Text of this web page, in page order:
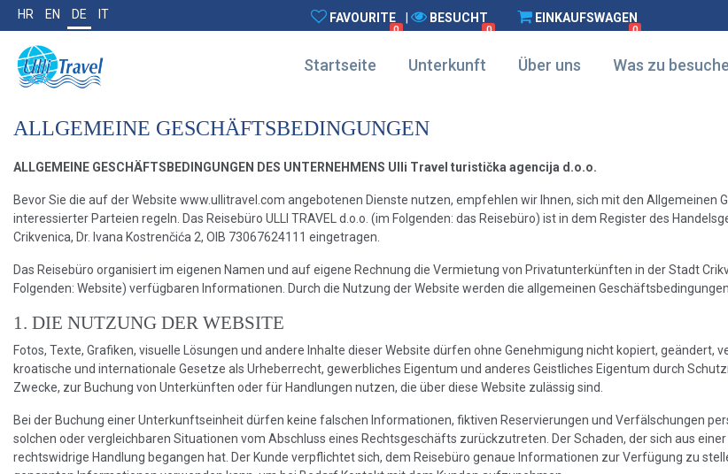
HR EN DE IT FAVOURITE
0
BESUCHT
0
EINKAUFSWAGEN
0
Startseite Unterkunft Über uns Was zu
ALLGEMEINE GESCHÄFTSBEDINGUNGEN
ALLGEMEINE GESCHÄFTSBEDINGUNGEN DES UNTERNEHMENS Ulli Travel turistička agencija d.o.o.
Bevor Sie die auf der Website www.ullitravel.com angebotenen Dienste nutzen, empfehlen wir Ihnen, sich mit den
interessierter Parteien regeln. Das Reisebüro ULLI TRAVEL d.o.o. (im Folgenden: das Reisebüro) ist in dem Register des
Crikvenica, Dr. Ivana Kostrenčića 2, OIB 73067624111 eingetragen.
Das Reisebüro organisiert im eigenen Namen und auf eigene Rechnung die Vermietung von Privatunterkünften in der Stadt
Folgenden: Website) verfügbaren Informationen. Durch die Nutzung der Website werden die allgemeinen
1. DIE NUTZUNG DER WEBSITE
Fotos, Texte, Grafiken, visuelle Lösungen und andere Inhalte dieser Website dürfen ohne Genehmigung nicht kopiert,
kroatische und internationale Gesetze als Urheberrecht, gewerbliches Eigentum und anderes Geistliches Eigentum durch
Zwecke, zur Buchung von Unterkünften oder für Handlungen nutzen, die über diese Website zulässig sind.
Bei der Buchung einer Unterkunftseinheit dürfen keine falschen Informationen, fiktiven Reservierungen und Verfälschungen
solchen oder vergleichbaren Situationen vom Abschluss eines Rechtsgeschäfts zurückzutreten. Der Schaden, der sich aus
rechtswidrige Handlung begangen hat. Der Kunde verpflichtet sich, dem Reisebüro genaue Informationen zur Verfügung zu